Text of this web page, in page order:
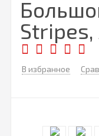
Stripes,
В избранное